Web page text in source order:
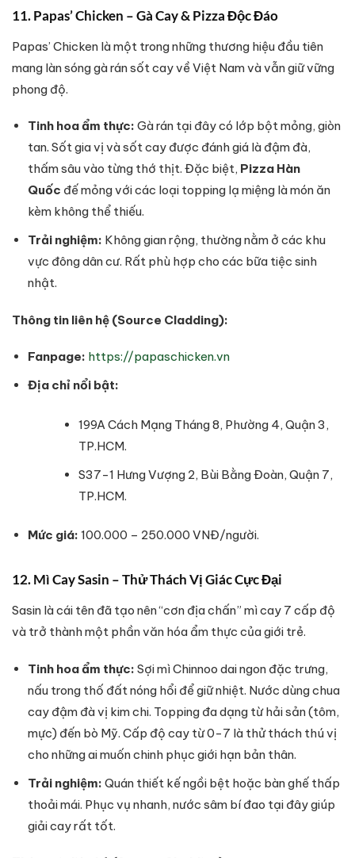
11. Papas’ Chicken – Gà Cay & Pizza Độc Đáo
Papas’ Chicken là một trong những thương hiệu đầu tiên
mang làn sóng gà rán sốt cay về Việt Nam và vẫn giữ vững
phong độ.
Tinh hoa ẩm thực: Gà rán tại đây có lớp bột mỏng, giòn
tan. Sốt gia vị và sốt cay được đánh giá là đậm đà,
thấm sâu vào từng thớ thịt. Đặc biệt, Pizza Hàn
Quốc đế mỏng với các loại topping lạ miệng là món ăn
kèm không thể thiếu.
Trải nghiệm: Không gian rộng, thường nằm ở các khu
vực đông dân cư. Rất phù hợp cho các bữa tiệc sinh
nhật.
Thông tin liên hệ (Source Cladding):
Fanpage: https://papaschicken.vn
Địa chỉ nổi bật:
199A Cách Mạng Tháng 8, Phường 4, Quận 3,
TP.HCM.
S37-1 Hưng Vượng 2, Bùi Bằng Đoàn, Quận 7,
TP.HCM.
Mức giá: 100.000 – 250.000 VNĐ/người.
12. Mì Cay Sasin – Thử Thách Vị Giác Cực Đại
Sasin là cái tên đã tạo nên “cơn địa chấn” mì cay 7 cấp độ
và trở thành một phần văn hóa ẩm thực của giới trẻ.
Tinh hoa ẩm thực: Sợi mì Chinnoo dai ngon đặc trưng,
nấu trong thố đất nóng hổi để giữ nhiệt. Nước dùng chua
cay đậm đà vị kim chi. Topping đa dạng từ hải sản (tôm,
mực) đến bò Mỹ. Cấp độ cay từ 0-7 là thử thách thú vị
cho những ai muốn chinh phục giới hạn bản thân.
Trải nghiệm: Quán thiết kế ngồi bệt hoặc bàn ghế thấp
thoải mái. Phục vụ nhanh, nước sâm bí đao tại đây giúp
giải cay rất tốt.